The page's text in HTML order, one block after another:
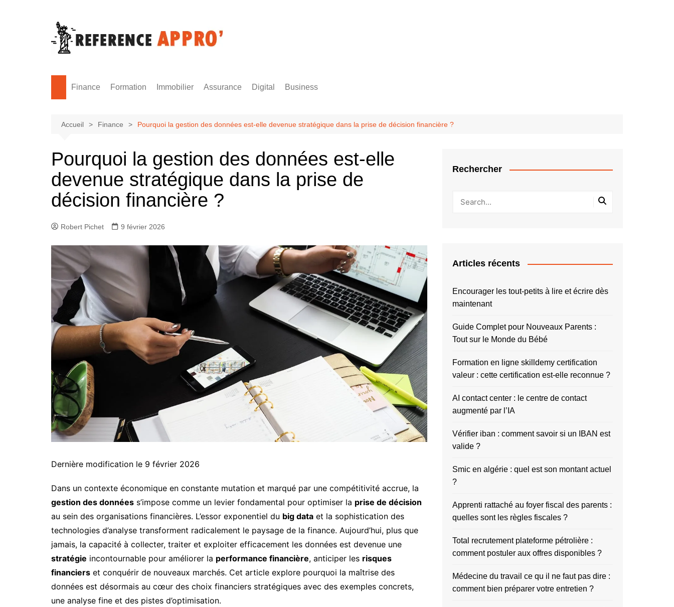
Finance Formation Immobilier Assurance Digital Business
Accueil Finance Pourquoi la gestion des données est-elle devenue stratégique dans la prise de décision financière ?
Pourquoi la gestion des données est-elle
devenue stratégique dans la prise de
décision financière ?
Robert Pichet 9 février 2026
Dernière modification le 9 février 2026
Dans un contexte économique en constante mutation et marqué par une compétitivité accrue, la
gestion des données s’impose comme un levier fondamental pour optimiser la prise de décision
au sein des organisations financières. L’essor exponentiel du big data et la sophistication des
technologies d’analyse transforment radicalement le paysage de la finance. Aujourd’hui, plus que
jamais, la capacité à collecter, traiter et exploiter efficacement les données est devenue une
stratégie incontournable pour améliorer la performance financière, anticiper les risques
financiers et conquérir de nouveaux marchés. Cet article explore pourquoi la maîtrise des
données est désormais au cœur des choix financiers stratégiques avec des exemples concrets,
une analyse fine et des pistes d’optimisation.
Rechercher
Articles récents
Encourager les tout-petits à lire et écrire dès
maintenant
Guide Complet pour Nouveaux Parents :
Tout sur le Monde du Bébé
Formation en ligne skilldemy certification
valeur : cette certification est-elle reconnue ?
AI contact center : le centre de contact
augmenté par l’IA
Vérifier iban : comment savoir si un IBAN est
valide ?
Smic en algérie : quel est son montant actuel
?
Apprenti rattaché au foyer fiscal des parents :
quelles sont les règles fiscales ?
Total recrutement plateforme pétrolière :
comment postuler aux offres disponibles ?
Médecine du travail ce qu il ne faut pas dire :
comment bien préparer votre entretien ?